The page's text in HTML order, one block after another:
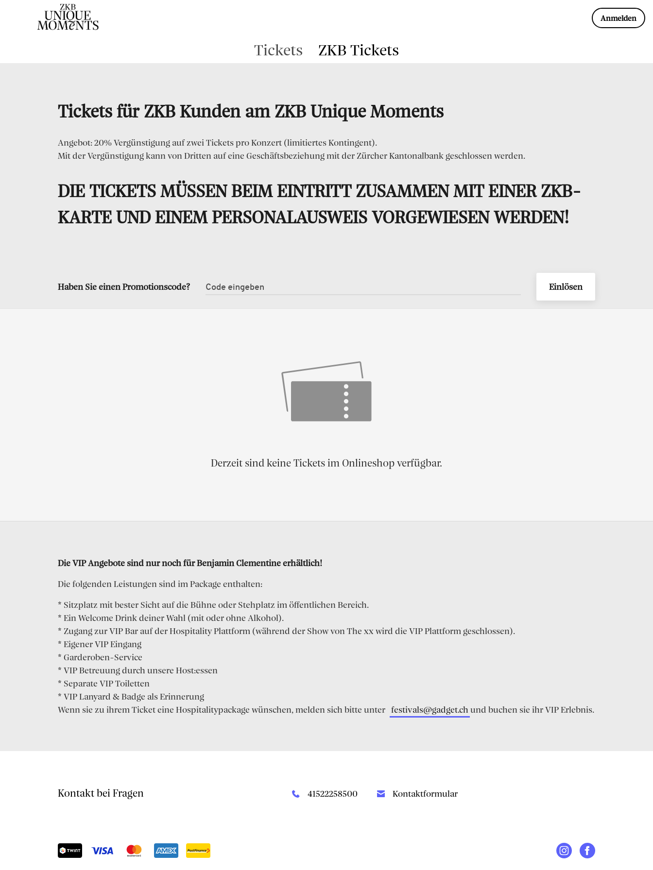
Anmelden
Tickets ZKB Tickets
Tickets für ZKB Kunden am ZKB Unique Moments
Angebot: 20% Vergünstigung auf zwei Tickets pro Konzert (limitiertes Kontingent).
Mit der Vergünstigung kann von Dritten auf eine Geschäftsbeziehung mit der Zürcher Kantonalbank geschlossen werden.
DIE TICKETS MÜSSEN BEIM EINTRITT ZUSAMMEN MIT EINER ZKB-
KARTE UND EINEM PERSONALAUSWEIS VORGEWIESEN WERDEN!
Haben Sie einen Promotionscode? Einlösen
Derzeit sind keine Tickets im Onlineshop verfügbar.
Die VIP Angebote sind nur noch für Benjamin Clementine erhältlich!
Die folgenden Leistungen sind im Package enthalten:
* Sitzplatz mit bester Sicht auf die Bühne oder Stehplatz im öffentlichen Bereich.
* Ein Welcome Drink deiner Wahl (mit oder ohne Alkohol).
* Zugang zur VIP Bar auf der Hospitality Plattform (während der Show von The xx wird die VIP Plattform geschlossen).
* Eigener VIP Eingang
* Garderoben-Service
* VIP Betreuung durch unsere Host:essen
* Separate VIP Toiletten
* VIP Lanyard & Badge als Erinnerung
Wenn sie zu ihrem Ticket eine Hospitalitypackage wünschen, melden sich bitte unter festivals@gadget.chund buchen sie ihr VIP Erlebnis.
Kontakt bei Fragen 41522258500 Kontaktformular